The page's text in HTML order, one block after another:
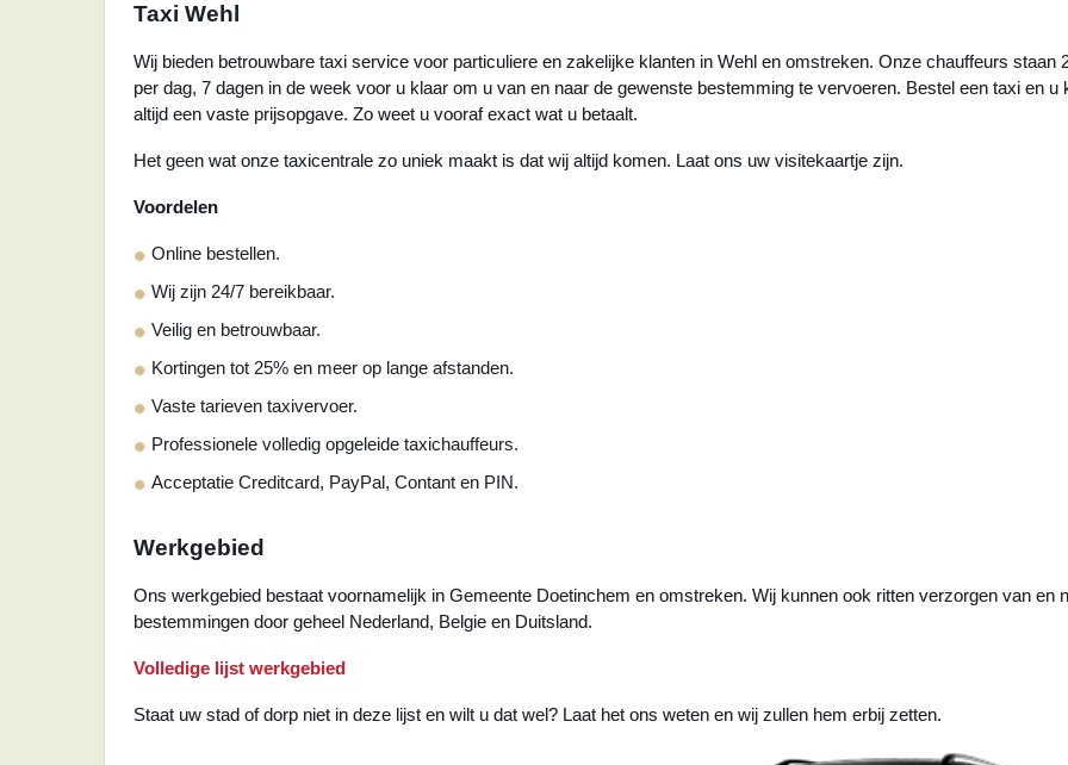
Taxi Wehl
Wij bieden betrouwbare taxi service voor particuliere en zakelijke klanten in Wehl en omstreken. Onze chauffeurs staan
per dag, 7 dagen in de week voor u klaar om u van en naar de gewenste bestemming te vervoeren. Bestel een taxi en u
altijd een vaste prijsopgave. Zo weet u vooraf exact wat u betaalt.
Het geen wat onze taxicentrale zo uniek maakt is dat wij altijd komen. Laat ons uw visitekaartje zijn.
Voordelen
Online bestellen.
Wij zijn 24/7 bereikbaar.
Veilig en betrouwbaar.
Kortingen tot 25% en meer op lange afstanden.
Vaste tarieven taxivervoer.
Professionele volledig opgeleide taxichauffeurs.
Acceptatie Creditcard, PayPal, Contant en PIN.
Werkgebied
Ons werkgebied bestaat voornamelijk in Gemeente Doetinchem en omstreken. Wij kunnen ook ritten verzorgen van en
bestemmingen door geheel Nederland, Belgie en Duitsland.
Volledige lijst werkgebied
Staat uw stad of dorp niet in deze lijst en wilt u dat wel? Laat het ons weten en wij zullen hem erbij zetten.